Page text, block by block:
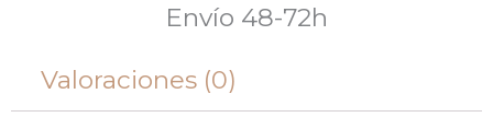
Envío 48-72h
Valoraciones (0)